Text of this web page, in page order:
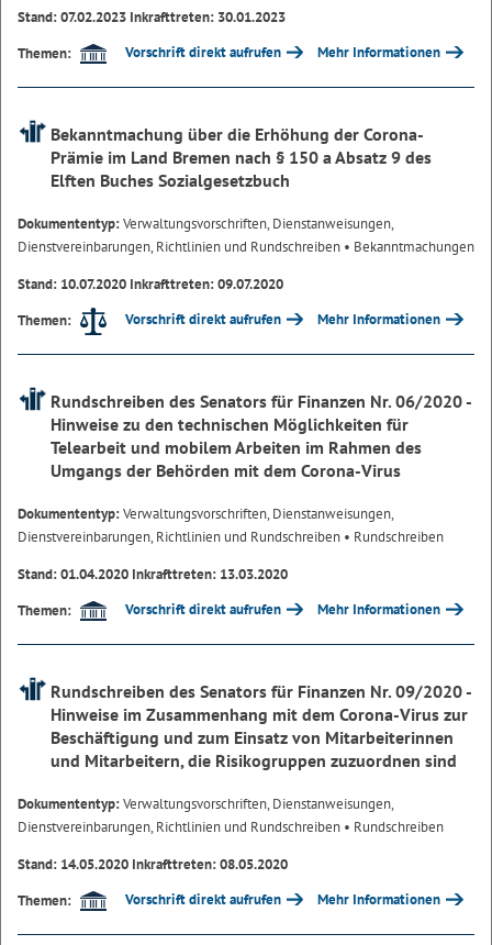
Stand: 07.02.2023 Inkrafttreten: 30.01.2023
Themen:
Vorschrift direkt aufrufen Mehr Informationen
Bekanntmachung über die Erhöhung der Corona-
Prämie im Land Bremen nach § 150 a Absatz 9 des
Elften Buches Sozialgesetzbuch
Dokumententyp:Verwaltungsvorschriften, Dienstanweisungen,
Dienstvereinbarungen, Richtlinien und Rundschreiben • Bekanntmachungen
Stand: 10.07.2020 Inkrafttreten: 09.07.2020
Themen:
Vorschrift direkt aufrufen Mehr Informationen
Rundschreiben des Senators für Finanzen Nr. 06/2020 -
Hinweise zu den technischen Möglichkeiten für
Telearbeit und mobilem Arbeiten im Rahmen des
Umgangs der Behörden mit dem Corona-Virus
Dokumententyp:Verwaltungsvorschriften, Dienstanweisungen,
Dienstvereinbarungen, Richtlinien und Rundschreiben • Rundschreiben
Stand: 01.04.2020 Inkrafttreten: 13.03.2020
Themen:
Vorschrift direkt aufrufen Mehr Informationen
Rundschreiben des Senators für Finanzen Nr. 09/2020 -
Hinweise im Zusammenhang mit dem Corona-Virus zur
Beschäftigung und zum Einsatz von Mitarbeiterinnen
und Mitarbeitern, die Risikogruppen zuzuordnen sind
Dokumententyp:Verwaltungsvorschriften, Dienstanweisungen,
Dienstvereinbarungen, Richtlinien und Rundschreiben • Rundschreiben
Stand: 14.05.2020 Inkrafttreten: 08.05.2020
Themen:
Vorschrift direkt aufrufen Mehr Informationen